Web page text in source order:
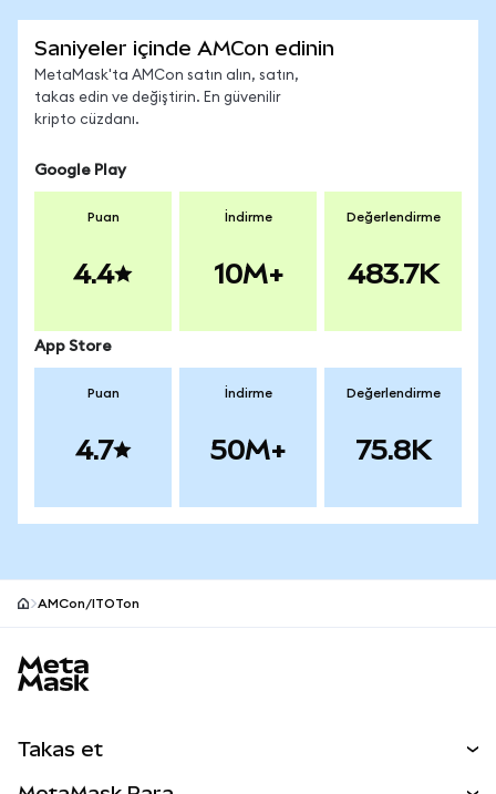
Saniyeler içinde AMCon edinin
MetaMask'ta AMCon satın alın, satın,
takas edin ve değiştirin. En güvenilir
kripto cüzdanı.
Google Play
Puan
4.4
İndirme
10M+
Değerlendirme
483.7K
App Store
Puan
4.7
İndirme
50M+
Değerlendirme
75.8K
AMCon/ITOTon
Takas et